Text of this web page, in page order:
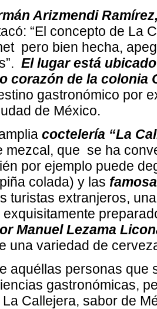
Arizmendi
“El concepto de La
pero bien hecha,
El lugar está
corazón de la colonia
gastronómico por
de México.
coctelería “La
mezcal, que se ha
por ejemplo puede
colada) y las
turistas extranjeros,
Manuel Lezama
una variedad de
aquéllas personas que
gastronómicas,
Callejera, sabor de